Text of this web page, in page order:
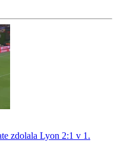
zdolala Lyon 2:1 v 1.